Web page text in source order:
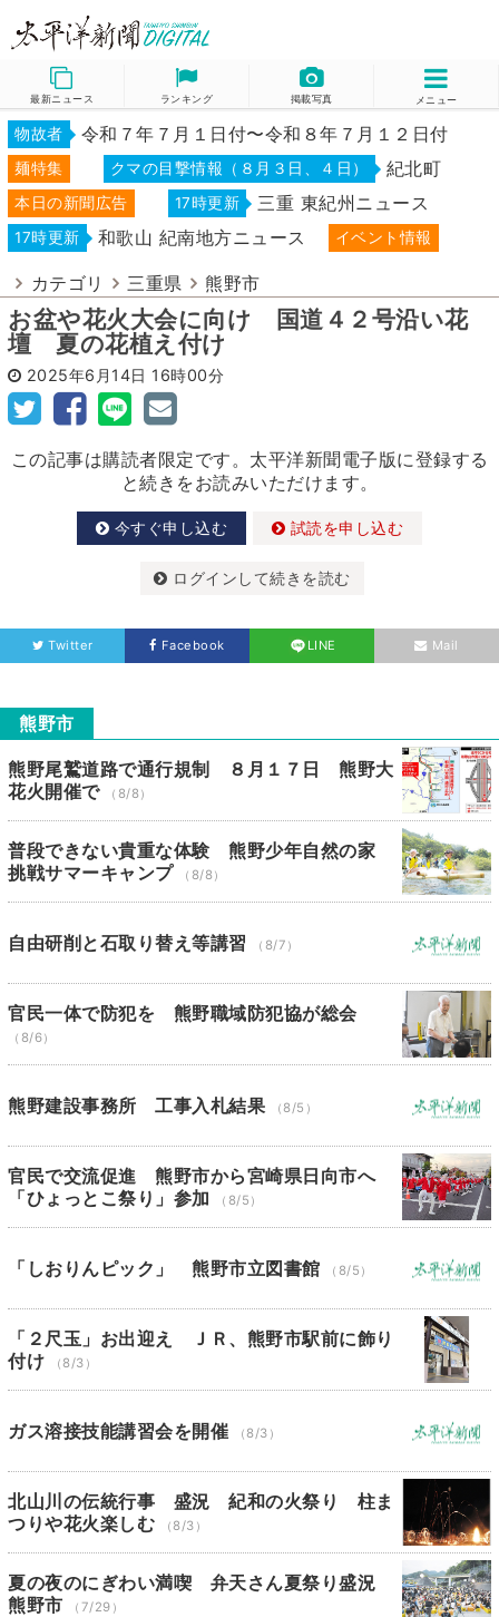
最新ニュース ランキング 掲載写真 メニュー
物故者 令和７年７月１日付〜令和８年７月１２日付
麺特集 クマの目撃情報（８月３日、４日） 紀北町
本日の新聞広告 17時更新 三重 東紀州ニュース
17時更新 和歌山 紀南地方ニュース イベント情報
カテゴリ 三重県 熊野市
お盆や花火大会に向け 国道４２号沿い花
壇 夏の花植え付け
2025年6月14日 16時00分
この記事は購読者限定です。太平洋新聞電子版に登録する
と続きをお読みいただけます。
今すぐ申し込む 試読を申し込む
ログインして続きを読む
Twitter Facebook LINE Mail
熊野市
熊野尾鷲道路で通行規制 ８月１７日 熊野大
花火開催で
（8/8）
普段できない貴重な体験 熊野少年自然の家
挑戦サマーキャンプ
（8/8）
自由研削と石取り替え等講習 （8/7）
官民一体で防犯を 熊野職域防犯協が総会
（8/6）
熊野建設事務所 工事入札結果 （8/5）
官民で交流促進 熊野市から宮崎県日向市へ
「ひょっとこ祭り」参加
（8/5）
「しおりんピック」 熊野市立図書館 （8/5）
「２尺玉」お出迎え ＪＲ、熊野市駅前に飾り
付け
（8/3）
ガス溶接技能講習会を開催 （8/3）
北山川の伝統行事 盛況 紀和の火祭り 柱ま
つりや花火楽しむ
（8/3）
夏の夜のにぎわい満喫 弁天さん夏祭り盛況
熊野市
（7/29）